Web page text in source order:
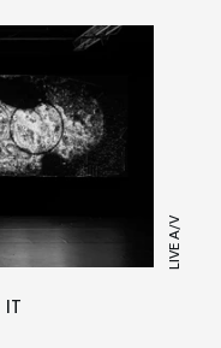
LIVE A/V
IT